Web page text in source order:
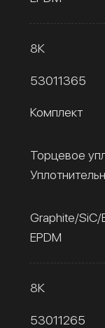
8К
53011365
Комплект
Торцевое
Graphite/SiC/
EPDM
8К
53011265